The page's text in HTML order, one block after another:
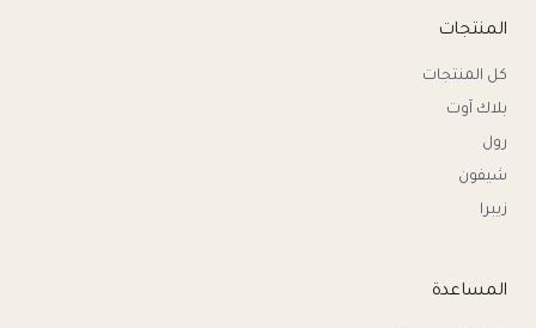
المنتجات
كل المنتجات
بلاك آوت
رول
شيفون
زيبرا
المساعدة